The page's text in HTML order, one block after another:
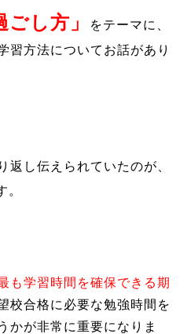
ごし方」
をテーマに、
習方法についてお話があり
返し伝えられていたのが、
。
も学習時間を確保できる期
校合格に必要な勉強時間を
かが非常に重要になりま